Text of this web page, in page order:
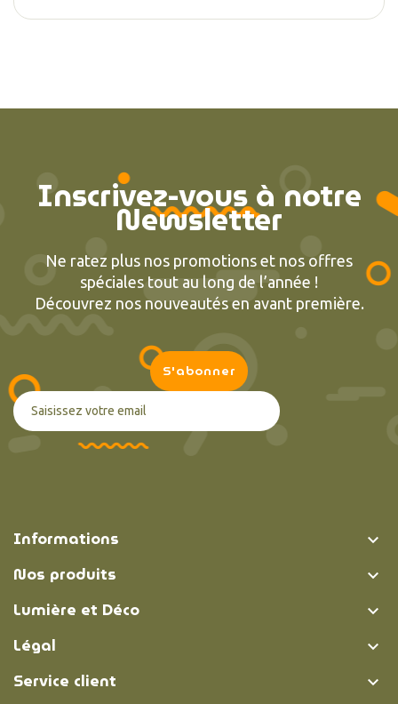
Inscrivez-vous à notre
Newsletter
Ne ratez plus nos promotions et nos offres
spéciales tout au long de l’année !
Découvrez nos nouveautés en avant première.
Informations 
Nos produits 
Lumière et Déco 
Légal 
Service client 